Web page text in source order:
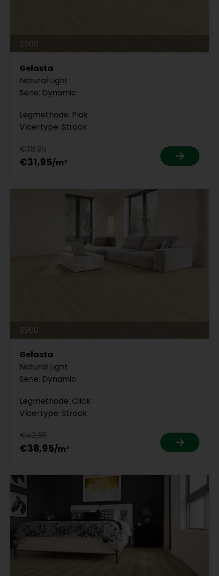
2500
Gelasta
Natural Light
Serie: Dynamic
Legmethode: Plak
Vloertype: Strook
€38,95
€31,95
3500
Gelasta
Natural Light
Serie: Dynamic
Legmethode: Click
Vloertype: Strook
€42,95
€38,95